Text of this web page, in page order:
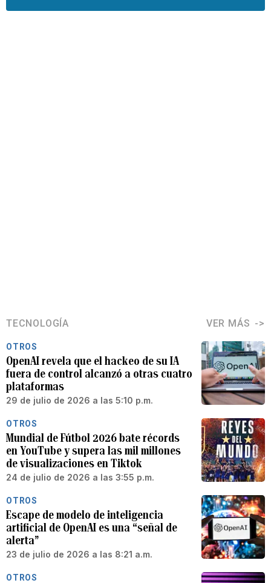
TECNOLOGÍA VER MÁS
OTROS
OpenAI revela que el hackeo de su IA
fuera de control alcanzó a otras cuatro
plataformas
29 de julio de 2026 a las 5:10 p.m.
OTROS
Mundial de Fútbol 2026 bate récords
en YouTube y supera las mil millones
de visualizaciones en Tiktok
24 de julio de 2026 a las 3:55 p.m.
OTROS
Escape de modelo de inteligencia
artificial de OpenAI es una “señal de
alerta”
23 de julio de 2026 a las 8:21 a.m.
OTROS